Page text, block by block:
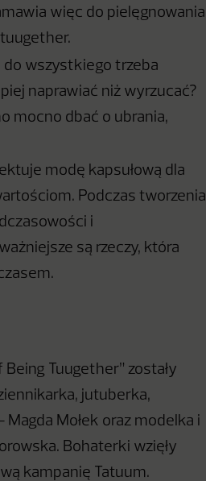
więc do pielęgnowania
tuugether.
do wszystkiego trzeba
niż wyrzucać?
mocno dbać o ubrania,
modę kapsułową dla
Podczas tworzenia
i
są rzeczy, która
Tuugether” zostały
jutuberka,
Mołek oraz modelka i
Bohaterki wzięły
kampanię Tatuum.